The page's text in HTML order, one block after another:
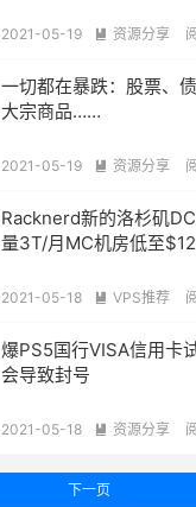
2021-05-19  资源分享
一切都在暴跌：股票、
大宗商品……
2021-05-19  资源分享
Racknerd新的洛杉矶
量3T/月MC机房低至
2021-05-18  VPS推荐
爆PS5国行VISA信用卡
会导致封号
2021-05-18  资源分享
下一页